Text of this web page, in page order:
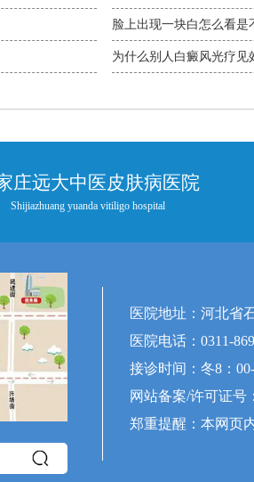
脸上出现一块白怎么看是
为什么别人白癜风光疗见
庄远大中医皮肤病医院
Shijiazhuang yuanda vitiligo hospital
医院地址：河北省
医院电话：0311-
接诊时间：冬8：
网站备案/许可证号：
郑重提醒：本网页